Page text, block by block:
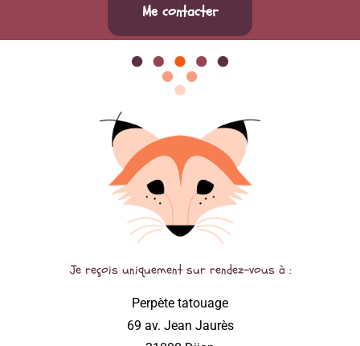
Me contacter
Je reçois uniquement sur rendez-vous à :
Perpète tatouage
69 av. Jean Jaurès